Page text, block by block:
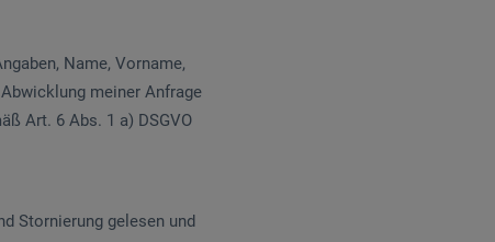
Name, Vorname,
meiner Anfrage
Art. 6 Abs. 1 a) DSGVO
Stornierung gelesen und